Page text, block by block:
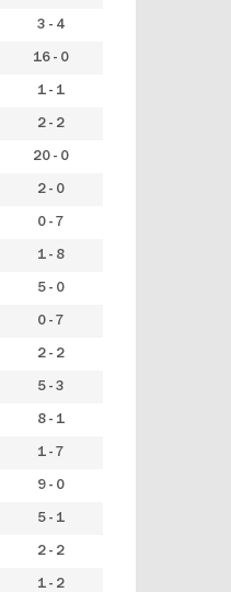
3 - 4
16 - 0
1 - 1
2 - 2
20 - 0
2 - 0
0 - 7
1 - 8
5 - 0
0 - 7
2 - 2
5 - 3
8 - 1
1 - 7
9 - 0
5 - 1
2 - 2
1 - 2